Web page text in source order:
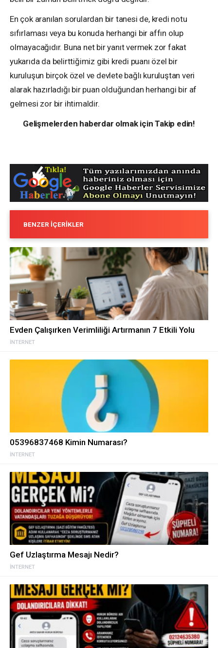
En çok aranılan sorulardan bir tanesi de, kredi notu
sıfırlaması veya bu konuda herhangi bir affın olup
olmayacağıdır. Buna net bir yanıt vermek zor fakat
yukarıda da belirttiğimiz gibi kredi puanı özel bir
kuruluşun birçok özel ve devlete bağlı kuruluştan veri
alarak hazırladığı bir puan olduğundan herhangi bir af
gelmesi zor bir ihtimaldir.
Gelişmelerden haberdar olmak için Takip edin!
BENZER İÇERIKLER
İNTERNET
Evden Çalışırken Verimliliği Artırmanın 7 Etkili Yolu
İNTERNET
05396837468 Kimin Numarası?
İNTERNET
Gef Uzlaştırma Mesajı Nedir?